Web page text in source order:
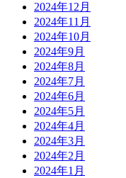
2024年12月
2024年11月
2024年10月
2024年9月
2024年8月
2024年7月
2024年6月
2024年5月
2024年4月
2024年3月
2024年2月
2024年1月